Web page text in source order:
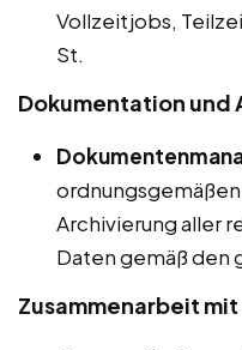
Vollzeitjobs,
St.
Dokumentation und
Archivierung aller
Daten gemäß den
Zusammenarbeit